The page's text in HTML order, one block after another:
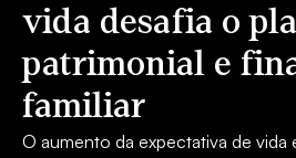
vida desafia o
patrimonial e
familiar
O aumento da expectativa de vida